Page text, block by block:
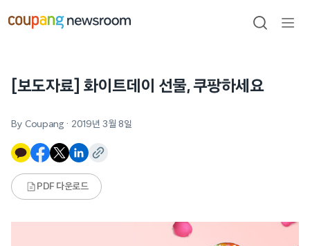
건너뛰기
검색
[보도자료] 화이트데이 선물, 쿠팡하세요
By Coupang · 2019년 3월 8일
PDF 다운로드